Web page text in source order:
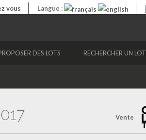
vous Langue :
DES LOTS RECHERCHER UN LOT
Vente